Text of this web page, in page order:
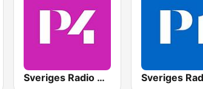
Sveriges Radio P4 Göteborg Sveriges